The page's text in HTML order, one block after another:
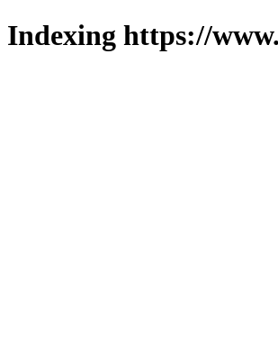
Indexing https://